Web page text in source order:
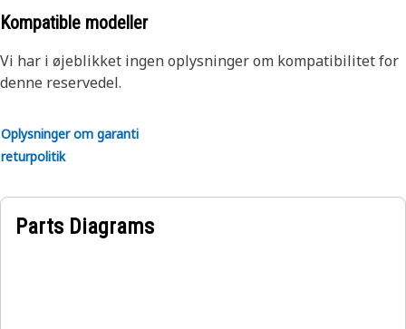
Kompatible modeller
Vi har i øjeblikket ingen oplysninger om kompatibilitet for
denne reservedel.
Oplysninger om garanti
returpolitik
Parts Diagrams